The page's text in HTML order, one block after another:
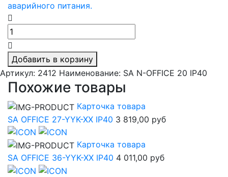
аварийного питания.
Добавить в корзину
Артикул: 2412 Наименование: SA N-OFFICE 20 IP40
Похожие товары
Карточка товара
SA OFFICE 27-YYK-XX IP40 3 819,00 руб
Карточка товара
SA OFFICE 36-YYK-XX IP40 4 011,00 руб